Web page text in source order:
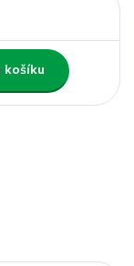
košíku